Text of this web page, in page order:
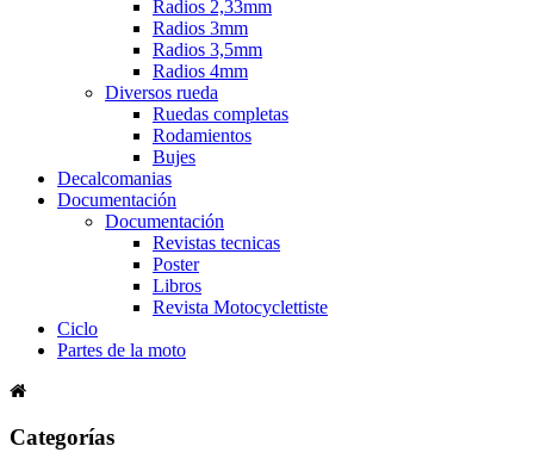
Radios 2,33mm
Radios 3mm
Radios 3,5mm
Radios 4mm
Diversos rueda
Ruedas completas
Rodamientos
Bujes
Decalcomanias
Documentación
Documentación
Revistas tecnicas
Poster
Libros
Revista Motocyclettiste
Ciclo
Partes de la moto
Categorías